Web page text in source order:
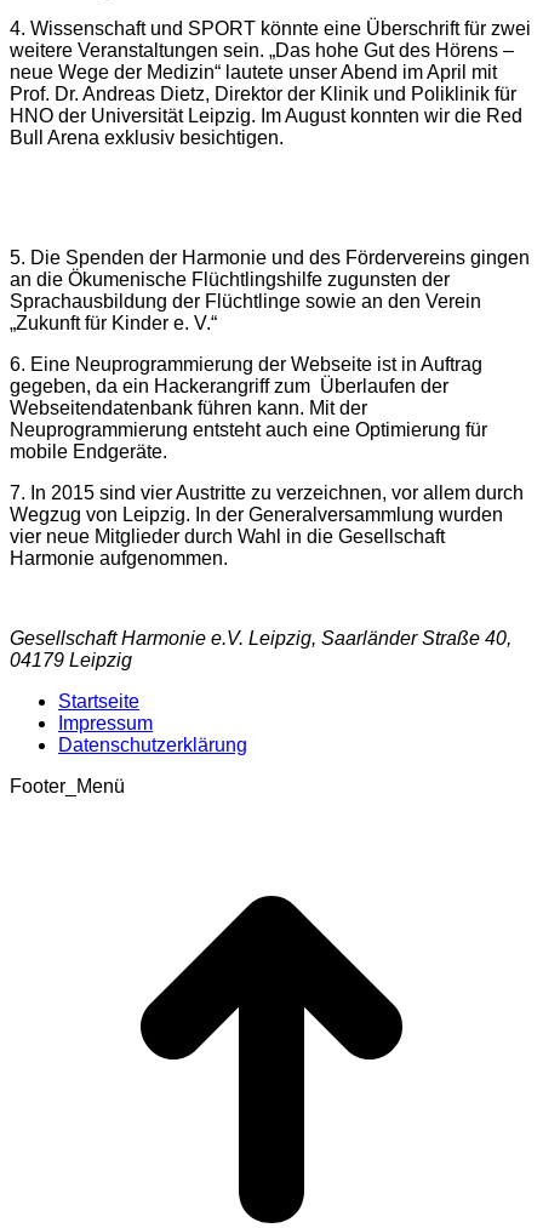
4. Wissenschaft und SPORT könnte eine Überschrift für zwei
weitere Veranstaltungen sein. „Das hohe Gut des Hörens –
neue Wege der Medizin“ lautete unser Abend im April mit
Prof. Dr. Andreas Dietz, Direktor der Klinik und Poliklinik für
HNO der Universität Leipzig. Im August konnten wir die Red
Bull Arena exklusiv besichtigen.
5. Die Spenden der Harmonie und des Fördervereins gingen
an die Ökumenische Flüchtlingshilfe zugunsten der
Sprachausbildung der Flüchtlinge sowie an den Verein
„Zukunft für Kinder e. V.“
6. Eine Neuprogrammierung der Webseite ist in Auftrag
gegeben, da ein Hackerangriff zum Überlaufen der
Webseitendatenbank führen kann. Mit der
Neuprogrammierung entsteht auch eine Optimierung für
mobile Endgeräte.
7. In 2015 sind vier Austritte zu verzeichnen, vor allem durch
Wegzug von Leipzig. In der Generalversammlung wurden
vier neue Mitglieder durch Wahl in die Gesellschaft
Harmonie aufgenommen.
Gesellschaft Harmonie e.V. Leipzig, Saarländer Straße 40,
04179 Leipzig
Startseite
Impressum
Datenschutzerklärung
Footer_Menü